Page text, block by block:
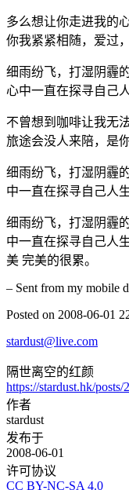
多么想让你走进我的
你我紧紧相随，爱过
细雨纷飞，打湿阴霾
心中一直在探寻自己
不曾想到咖啡让我无
旅途会没人来陪，是
细雨纷飞，打湿阴霾
中一直在探寻自己人
细雨纷飞，打湿阴霾
中一直在探寻自己人
美 完美的很累。
– Sent from my mobile
Posted on 2008-06-01
stardust@live.com
隔世离空的红颜
https://stardust.hk/
作者
stardust
发布于
2008-06-01
许可协议
CC BY-NC-SA 4.0